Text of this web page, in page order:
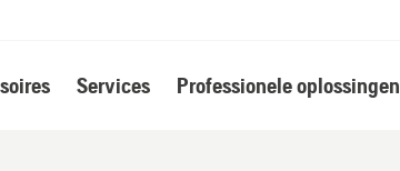
Services Professionele oplossingen